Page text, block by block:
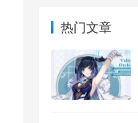
热门文章